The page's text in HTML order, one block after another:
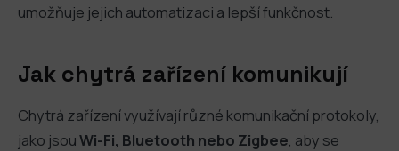
umožňuje jejich automatizaci a lepší funkčnost.
Jak chytrá zařízení komunikují
Chytrá zařízení využívají různé komunikační protokoly,
jako jsouWi-Fi, Bluetooth nebo Zigbee , aby se